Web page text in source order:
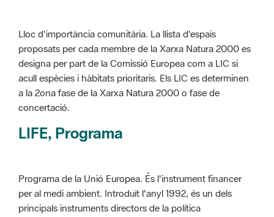
Lloc d'importància comunitària. La llista d'espais
proposats per cada membre de la Xarxa Natura 2000 es
designa per part de la Comissió Europea com a LIC si
acull espècies i hàbitats prioritaris. Els LIC es determinen
a la 2ona fase de la Xarxa Natura 2000 o fase de
concertació.
LIFE, Programa
Programa de la Unió Europea. És l'instrument financer
per al medi ambient. Introduït l'anyl 1992, és un dels
principals instruments directors de la política